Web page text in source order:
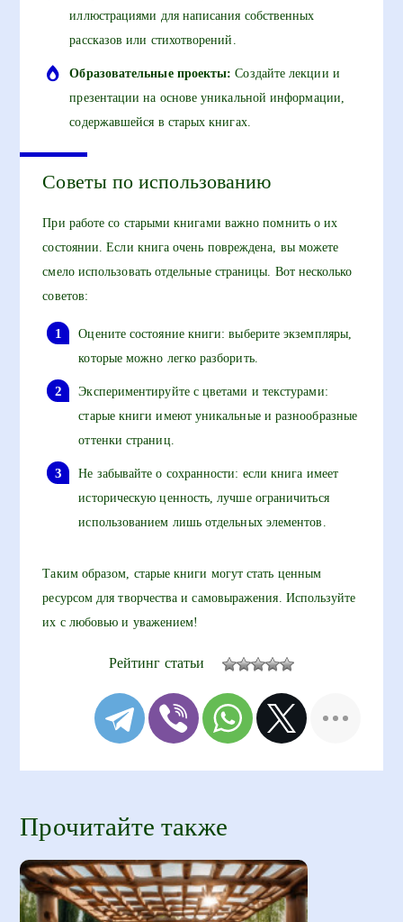
иллюстрациями для написания собственных
рассказов или стихотворений.
Образовательные проекты: Создайте лекции и
презентации на основе уникальной информации,
содержавшейся в старых книгах.
Советы по использованию
При работе со старыми книгами важно помнить о их
состоянии. Если книга очень повреждена, вы можете
смело использовать отдельные страницы. Вот несколько
советов:
Оцените состояние книги: выберите экземпляры,
которые можно легко разборить.
Экспериментируйте с цветами и текстурами:
старые книги имеют уникальные и разнообразные
оттенки страниц.
Не забывайте о сохранности: если книга имеет
историческую ценность, лучше ограничиться
использованием лишь отдельных элементов.
Таким образом, старые книги могут стать ценным
ресурсом для творчества и самовыражения. Используйте
их с любовью и уважением!
Рейтинг статьи
Прочитайте также